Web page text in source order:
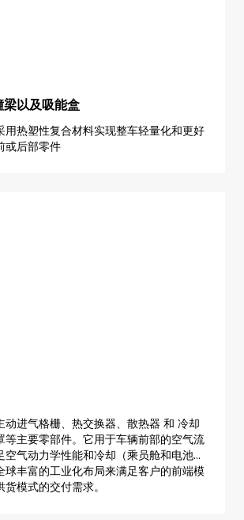
以及吸能盒
用热塑性复合材料实现整车轻量化和更好
或后部零件
动进气格栅、热交换器、散热器 和 冷却
等主要零部件。它用于车辆前部的空气流
空气动力学性能和冷却（乘员舱和电池系
时，作为整车结构的一部分，它同样需
能和一定的刚性。
球丰富的工业化布局来满足客户的前端模
模式的交付需求。